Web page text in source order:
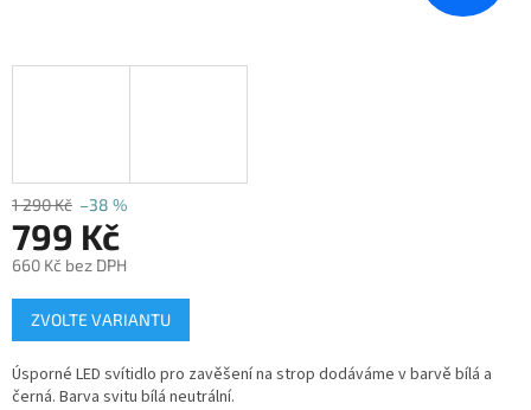
1 290 Kč –38 %
799 Kč
660 Kč bez DPH
Měrná
cena:
ZVOLTE VARIANTU
Úsporné LED svítidlo pro zavěšení na strop dodáváme v barvě bílá a
černá. Barva svitu bílá neutrální.